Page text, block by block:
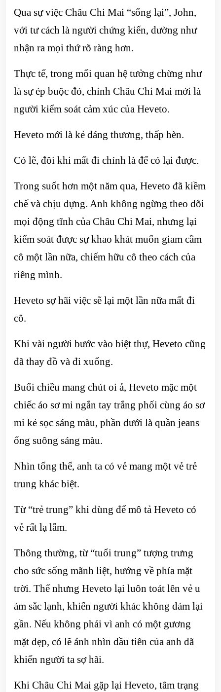
Qua sự việc Châu Chi Mai “sống lại”, John,
với tư cách là người chứng kiến, dường như
nhận ra mọi thứ rõ ràng hơn.
Thực tế, trong mối quan hệ tưởng chừng như
là sự ép buộc đó, chính Châu Chi Mai mới là
người kiểm soát cảm xúc của Heveto.
Heveto mới là kẻ đáng thương, thấp hèn.
Có lẽ, đôi khi mất đi chính là để có lại được.
Trong suốt hơn một năm qua, Heveto đã kiềm
chế và chịu đựng. Anh không ngừng theo dõi
mọi động tĩnh của Châu Chi Mai, nhưng lại
kiểm soát được sự khao khát muốn giam cầm
cô một lần nữa, chiếm hữu cô theo cách của
riêng mình.
Heveto sợ hãi việc sẽ lại một lần nữa mất đi
cô.
Khi vài người bước vào biệt thự, Heveto cũng
đã thay đồ và đi xuống.
Buổi chiều mang chút oi ả, Heveto mặc một
chiếc áo sơ mi ngắn tay trắng phối cùng áo sơ
mi kẻ sọc sáng màu, phần dưới là quần jeans
ống suông sáng màu.
Nhìn tổng thể, anh ta có vẻ mang một vẻ trẻ
trung khác biệt.
Từ “trẻ trung” khi dùng để mô tả Heveto có
vẻ rất lạ lẫm.
Thông thường, từ “tuổi trung” tượng trưng
cho sức sống mãnh liệt, hướng về phía mặt
trời. Thế nhưng Heveto lại luôn toát lên vẻ u
ám sắc lạnh, khiến người khác không dám lại
gần. Nếu không phải vì anh có một gương
mặt đẹp, có lẽ ánh nhìn đầu tiên của anh đã
khiến người ta sợ hãi.
Khi Châu Chi Mai gặp lại Heveto, tâm trạng